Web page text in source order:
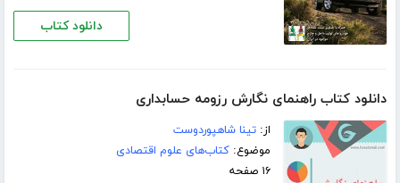
دانلود کتاب
دانلود کتاب راهنمای نگارش رزومه حسابداری
از:تینا شاهپوردوست
موضوع:کتاب‌های علوم اقتصادی
۱۶ صفحه